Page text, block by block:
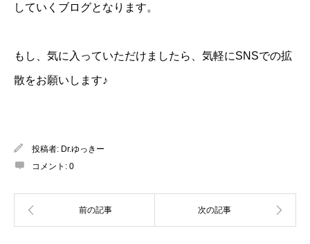
していくブログとなります。
もし、気に入っていただけましたら、気軽にSNSでの拡
散をお願いします♪
投稿者: Dr.ゆっきー
コメント: 0